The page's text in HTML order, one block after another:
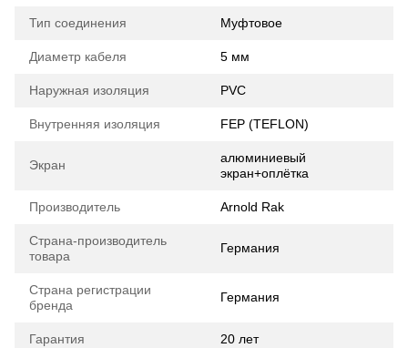
Тип соединения Муфтовое
Диаметр кабеля 5 мм
Наружная изоляция PVC
Внутренняя изоляция FEP (TEFLON)
Экран
алюминиевый
экран+оплётка
Производитель Arnold Rak
Страна-производитель
товара
Германия
Страна регистрации
бренда
Германия
Гарантия 20 лет